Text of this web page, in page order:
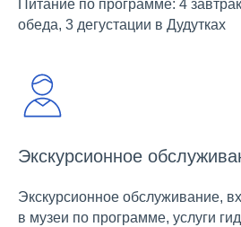
Питание по программе: 4
обеда, 3 дегустации в Дудутках
Экскурсионное
Экскурсионное обслуживание,
в музеи по программе, услуги